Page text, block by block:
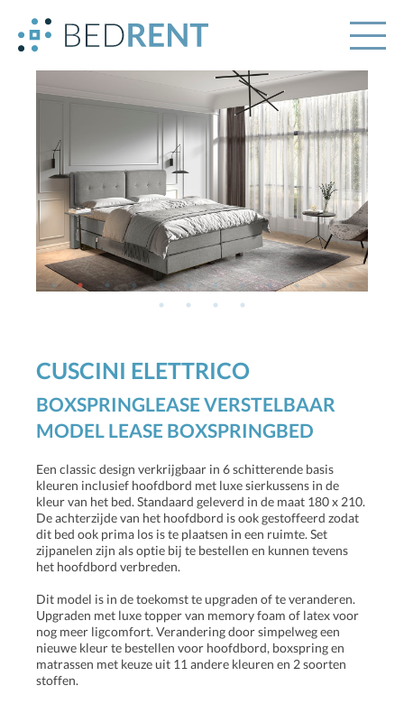
CUSCINI ELETTRICO
BOXSPRINGLEASE VERSTELBAAR
MODEL LEASE BOXSPRINGBED
Een classic design verkrijgbaar in 6 schitterende basis
kleuren inclusief hoofdbord met luxe sierkussens in de
kleur van het bed. Standaard geleverd in de maat 180 x 210.
De achterzijde van het hoofdbord is ook gestoffeerd zodat
dit bed ook prima los is te plaatsen in een ruimte. Set
zijpanelen zijn als optie bij te bestellen en kunnen tevens
het hoofdbord verbreden.
Dit model is in de toekomst te upgraden of te veranderen.
Upgraden met luxe topper van memory foam of latex voor
nog meer ligcomfort. Verandering door simpelweg een
nieuwe kleur te bestellen voor hoofdbord, boxspring en
matrassen met keuze uit 11 andere kleuren en 2 soorten
stoffen.